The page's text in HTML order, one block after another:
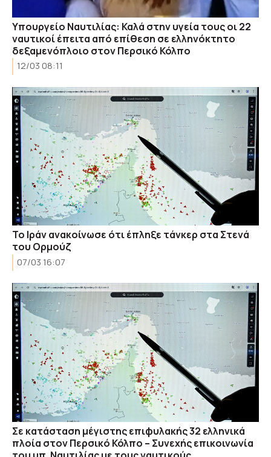
Υπουργείο Ναυτιλίας: Καλά στην υγεία τους οι 22
ναυτικοί έπειτα από επίθεση σε ελληνόκτητο
δεξαμενόπλοιο στον Περσικό Κόλπο
12/03 08:11
Το Ιράν ανακοίνωσε ότι έπληξε τάνκερ στα Στενά
του Ορμούζ
07/03 16:07
Σε κατάσταση μέγιστης επιφυλακής 32 ελληνικά
πλοία στον Περσικό Κόλπο – Συνεχής επικοινωνία